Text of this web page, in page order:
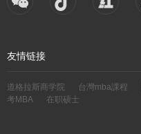
友情链接
道格拉斯商学院 台灣mba課程
考MBA
在职硕士